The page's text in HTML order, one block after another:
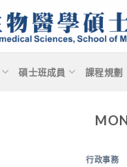
碩士班成員 課程規劃
行政事務